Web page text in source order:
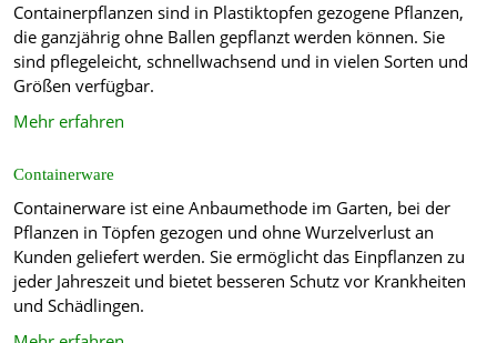
Containerpflanzen sind in Plastiktopfen gezogene Pflanzen,
die ganzjährig ohne Ballen gepflanzt werden können. Sie
sind pflegeleicht, schnellwachsend und in vielen Sorten und
Größen verfügbar.
Mehr erfahren
Containerware
Containerware ist eine Anbaumethode im Garten, bei der
Pflanzen in Töpfen gezogen und ohne Wurzelverlust an
Kunden geliefert werden. Sie ermöglicht das Einpflanzen zu
jeder Jahreszeit und bietet besseren Schutz vor Krankheiten
und Schädlingen.